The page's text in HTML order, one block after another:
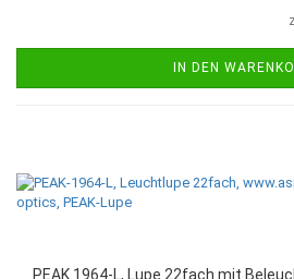
IN DEN
PEAK 1964-L, Lupe 22fach mit